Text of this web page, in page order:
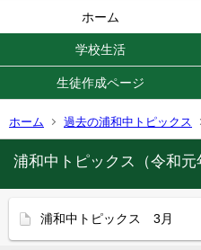
ホーム
学校生活
生徒作成ページ
ホーム 過去の浦和中トピックス
浦和中トピックス（令和元
浦和中トピックス 3月